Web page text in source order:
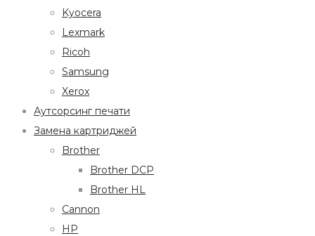
Kyocera
Lexmark
Ricoh
Samsung
Xerox
Аутсорсинг печати
Замена картриджей
Brother
Brother DCP
Brother HL
Cannon
HP